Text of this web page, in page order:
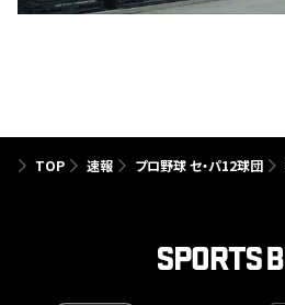
TOP 速報 プロ野球 セ・パ12球団